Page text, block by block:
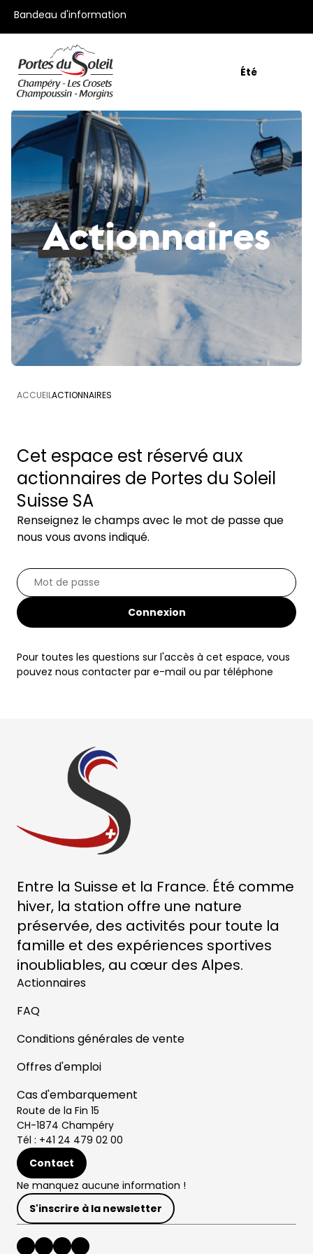
Bandeau d'information
Été
Actionnaires
ACCUEILACTIONNAIRES
Cet espace est réservé aux
actionnaires de Portes du Soleil
Suisse SA
Renseignez le champs avec le mot de passe que
nous vous avons indiqué.
Connexion
Pour toutes les questions sur l'accès à cet espace, vous
pouvez nous contacter par e-mail ou par téléphone
Entre la Suisse et la France. Été comme
hiver, la station offre une nature
préservée, des activités pour toute la
famille et des expériences sportives
inoubliables, au cœur des Alpes.
Route de la Fin 15
CH-1874 Champéry
Tél : +41 24 479 02 00
Contact
Ne manquez aucune information !
S'inscrire à la newsletter
Actionnaires
FAQ
Conditions générales de vente
Offres d'emploi
Cas d'embarquement